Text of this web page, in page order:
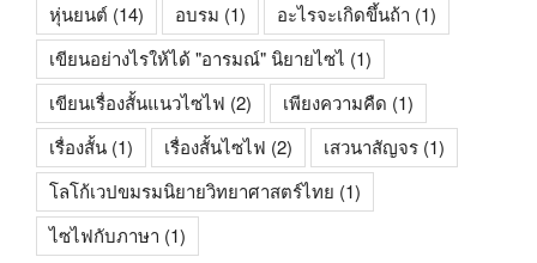
หุ่นยนต์ (14) อบรม (1) อะไรจะเกิดขึ้นถ้า (1)
เขียนอย่างไรให้ได้ "อารมณ์" นิยายไซไ (1)
เขียนเรื่องสั้นแนวไซไฟ (2) เพียงความคืด (1)
เรื่องสั้น (1) เรื่องสั้นไซไฟ (2) เสวนาสัญจร (1)
โลโก้เวปขมรมนิยายวิทยาศาสตร์ไทย (1)
ไซไฟกับภาษา (1)